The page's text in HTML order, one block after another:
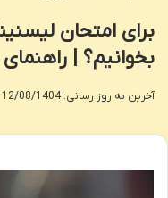
برای امتحان
بخوانیم؟ |
آخرین به روز رسانی: 12/08/1404